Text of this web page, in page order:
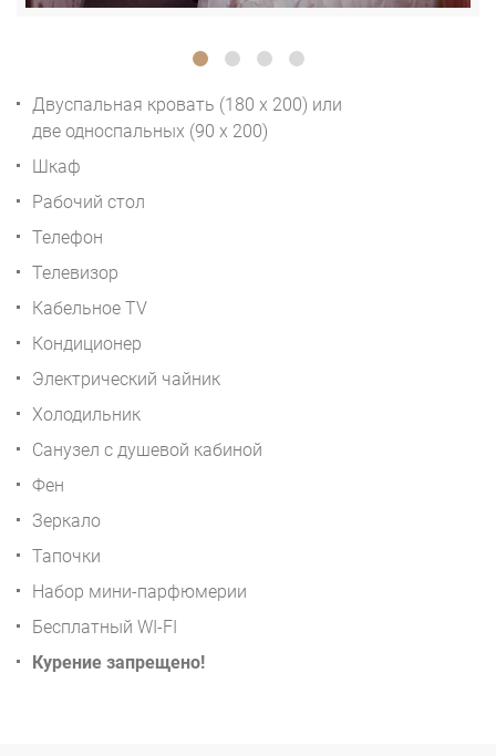
Двуспальная кровать (180 x 200) или
две односпальных (90 x 200)
Шкаф
Рабочий стол
Телефон
Телевизор
Кабельное TV
Кондиционер
Электрический чайник
Холодильник
Санузел с душевой кабиной
Фен
Зеркало
Тапочки
Набор мини-парфюмерии
Бесплатный WI-FI
Курение запрещено!